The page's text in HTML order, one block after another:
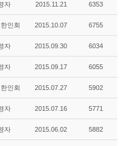
자 2015.11.21 6353
인회 2015.10.07 6755
자 2015.09.30 6034
자 2015.09.17 6055
인회 2015.07.27 5902
자 2015.07.16 5771
자 2015.06.02 5882